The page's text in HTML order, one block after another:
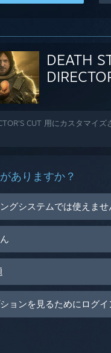
DEATH
CUT 用にカスタマイ
ありますか？
グシステムでは使えませ
ョンを見るためにログイ